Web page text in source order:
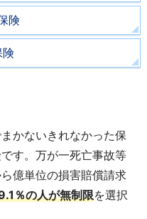
険
険
かないきれなかった保
す。万が一死亡事故等
億単位の損害賠償請求
％の人が無制限を選択